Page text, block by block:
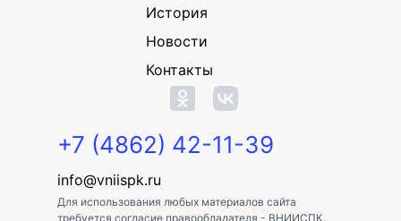
История
Новости
Контакты
+7 (4862) 42-11-39
info@vniispk.ru
Для использования любых материалов сайта
требуется согласие правообладателя - ВНИИСПК.